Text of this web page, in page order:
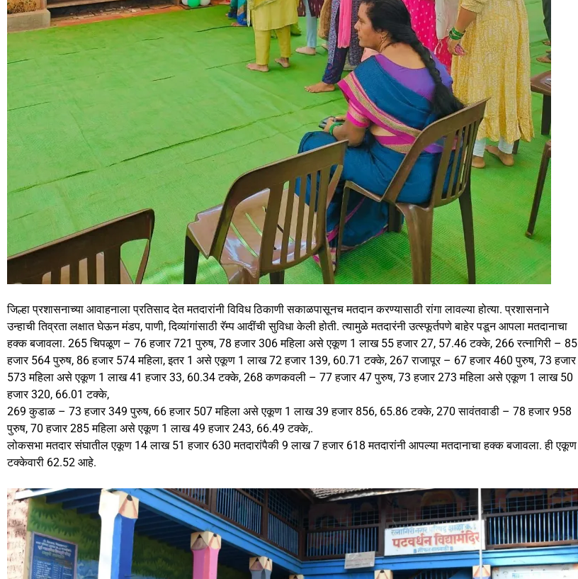
जिल्हा प्रशासनाच्या आवाहनाला प्रतिसाद देत मतदारांनी विविध ठिकाणी सकाळपासूनच मतदान करण्यासाठी रांगा लावल्या होत्या. प्रशासनाने
उन्हाची तिव्रता लक्षात घेऊन मंडप, पाणी, दिव्यांगांसाठी रॅम्प आदींची सुविधा केली होती. त्यामुळे मतदारंनी उत्स्फूर्तपणे बाहेर पडून आपला मतदानाचा
हक्क बजावला. 265 चिपळूण – 76 हजार 721 पुरुष, 78 हजार 306 महिला असे एकूण 1 लाख 55 हजार 27, 57.46 टक्के, 266 रत्नागिरी – 85
हजार 564 पुरुष, 86 हजार 574 महिला, इतर 1 असे एकूण 1 लाख 72 हजार 139, 60.71 टक्के, 267 राजापूर – 67 हजार 460 पुरुष, 73 हजार
573 महिला असे एकूण 1 लाख 41 हजार 33, 60.34 टक्के, 268 कणकवली – 77 हजार 47 पुरुष, 73 हजार 273 महिला असे एकूण 1 लाख 50
हजार 320, 66.01 टक्के,
269 कुडाळ – 73 हजार 349 पुरुष, 66 हजार 507 महिला असे एकूण 1 लाख 39 हजार 856, 65.86 टक्के, 270 सावंतवाडी – 78 हजार 958
पुरुष, 70 हजार 285 महिला असे एकूण 1 लाख 49 हजार 243, 66.49 टक्के,.
लोकसभा मतदार संघातील एकूण 14 लाख 51 हजार 630 मतदारांपैकी 9 लाख 7 हजार 618 मतदारांनी आपल्या मतदानाचा हक्क बजावला. ही एकूण
टक्केवारी 62.52 आहे.